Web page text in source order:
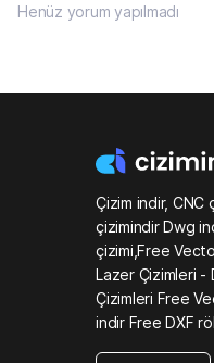
Henüz yorum yapılmadı
Çizim indir, CNC
çizimindir Dwg
çizimi,Free
Lazer Çizimleri -
Çizimleri Free
indir Free DXF